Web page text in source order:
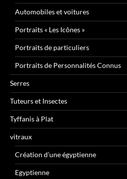
Automobiles et voitures
Portraits « Les Icônes »
Portraits de particuliers
Portraits de Personnalités Connus
Serres
Tuteurs et Insectes
Tyffanis à Plat
vitraux
Création d’une égyptienne
Egyptienne